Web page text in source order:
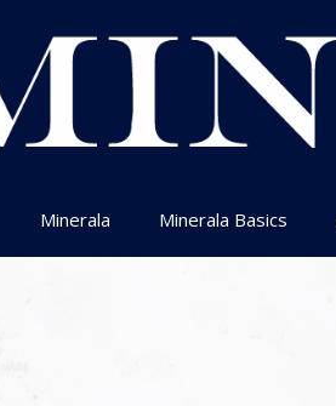
Minerala Minerala Basics